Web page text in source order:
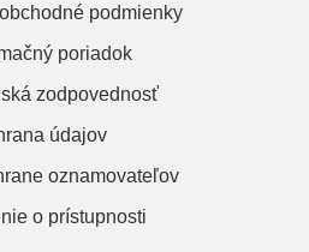
podmienky
poriadok
zodpovednosť
údajov
oznamovateľov
o prístupnosti